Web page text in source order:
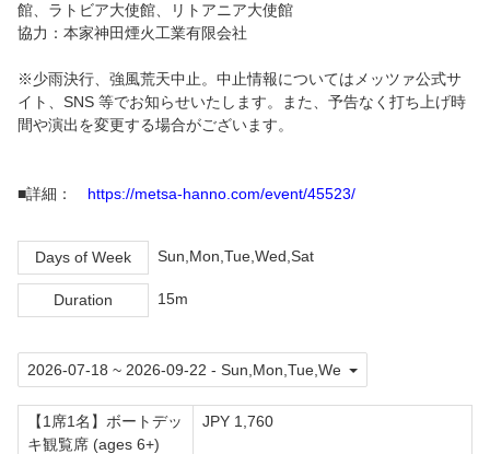
館、ラトビア大使館、リトアニア大使館
協力：本家神田煙火工業有限会社
※少雨決行、強風荒天中止。中止情報についてはメッツァ公式サ
イト、SNS 等でお知らせいたします。また、予告なく打ち上げ時
間や演出を変更する場合がございます。
■詳細： https://metsa-hanno.com/event/45523/
Days of Week Sun,Mon,Tue,Wed,Sat
Duration 15m
【1席1名】ボートデッ
キ観覧席 (ages 6+)
JPY 1,760